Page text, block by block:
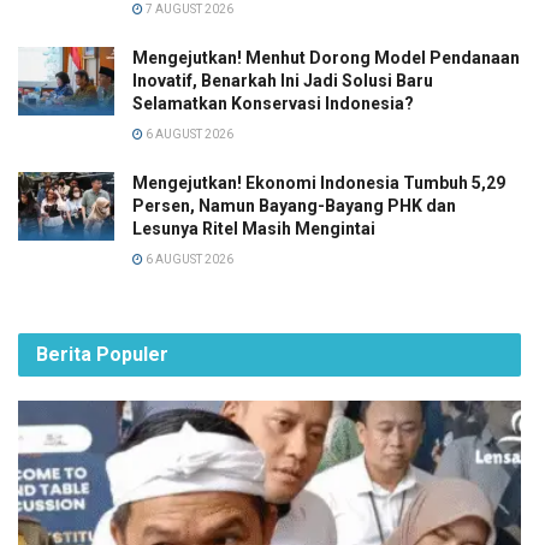
7 AUGUST 2026
Mengejutkan! Menhut Dorong Model Pendanaan
Inovatif, Benarkah Ini Jadi Solusi Baru
Selamatkan Konservasi Indonesia?
6 AUGUST 2026
Mengejutkan! Ekonomi Indonesia Tumbuh 5,29
Persen, Namun Bayang-Bayang PHK dan
Lesunya Ritel Masih Mengintai
6 AUGUST 2026
Berita Populer